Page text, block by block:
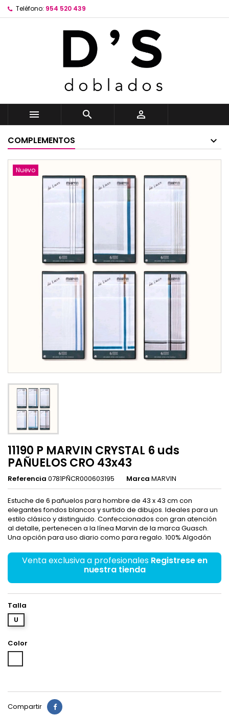
Teléfono: 954 520 439
  
COMPLEMENTOS
Nuevo
11190 P MARVIN CRYSTAL 6 uds
PAÑUELOS CRO 43x43
Referencia 0781PÑCR000603195 Marca MARVIN
Estuche de 6 pañuelos para hombre de 43 x 43 cm con
elegantes fondos blancos y surtido de dibujos. Ideales para un
estilo clásico y distinguido. Confeccionados con gran atención
al detalle, pertenecen a la línea Marvin de la marca Guasch.
Una opción para uso diario como para regalo. 100% Algodón
Venta exclusiva a profesionales Registrese en
nuestra tienda
Talla
U
Color
1
Compartir